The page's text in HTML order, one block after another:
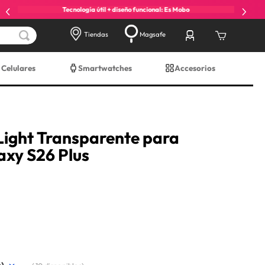
Tecnología útil + diseño funcional: Es Mobo
Tiendas Magsafe
Celulares Smartwatches Accesorios
Transparente para
S26 Plus